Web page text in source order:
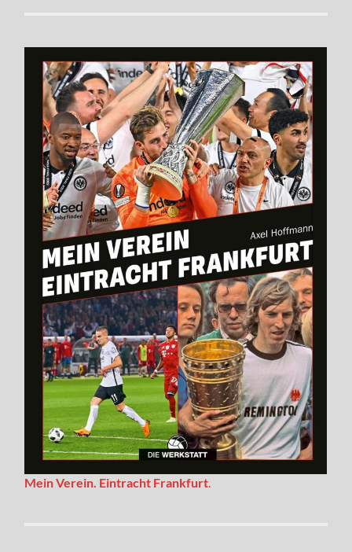
Mein Verein. Eintracht Frankfurt.